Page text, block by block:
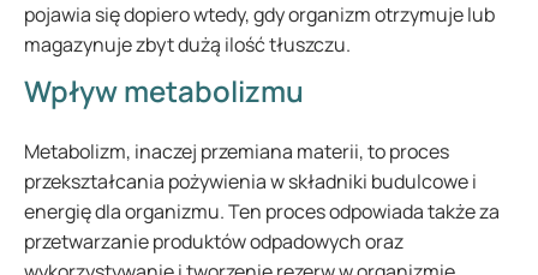
pojawia się dopiero wtedy, gdy organizm otrzymuje lub
magazynuje zbyt dużą ilość tłuszczu.
Wpływ metabolizmu
Metabolizm, inaczej przemiana materii, to proces
przekształcania pożywienia w składniki budulcowe i
energię dla organizmu. Ten proces odpowiada także za
przetwarzanie produktów odpadowych oraz